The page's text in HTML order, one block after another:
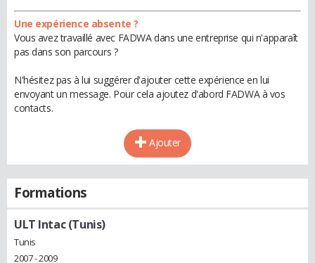
Une expérience absente ?
Vous avez travaillé avec FADWA dans une entreprise qui n'apparaît
pas dans son parcours ?
N'hésitez pas à lui suggérer d'ajouter cette expérience en lui
envoyant un message. Pour cela ajoutez d'abord FADWA à vos
contacts.
Ajouter
Formations
ULT Intac (Tunis)
Tunis
2007 - 2009